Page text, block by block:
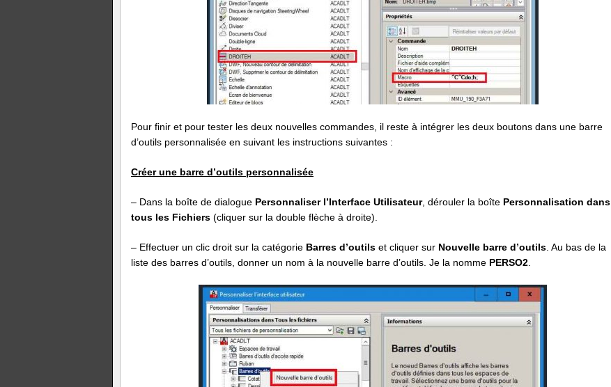
Pour finir et pour tester les deux nouvelles commandes, il reste à intégrer les deux boutons dans une barre
d’outils personnalisée en suivant les instructions suivantes :
Créer une barre d’outils personnalisée
– Dans la boîte de dialogue Personnaliser l’Interface Utilisateur, dérouler la boîte Personnalisation dans
tous les Fichiers (cliquer sur la double flèche à droite).
– Effectuer un clic droit sur la catégorie Barres d’outils et cliquer sur Nouvelle barre d’outils . Au bas de la
liste des barres d’outils, donner un nom à la nouvelle barre d’outils. Je la nomme PERSO2